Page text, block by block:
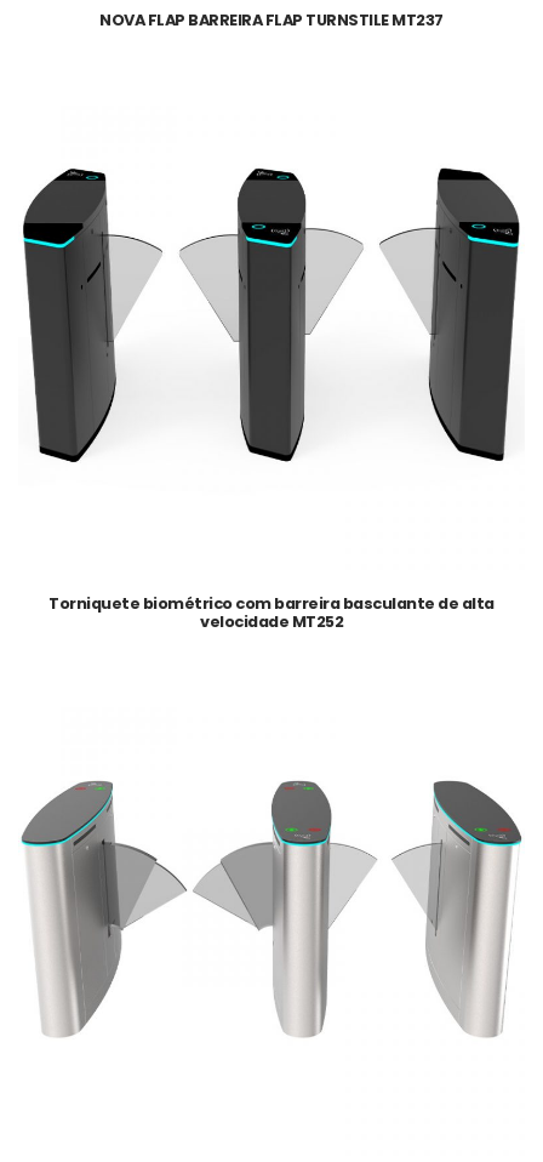
NOVA FLAP BARREIRA FLAP TURNSTILE MT237
Torniquete biométrico com barreira basculante de alta
velocidade MT252